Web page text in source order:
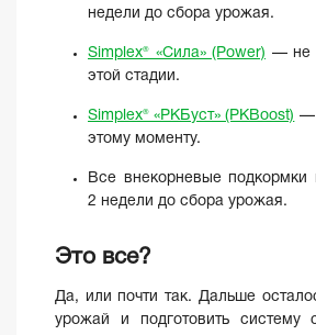
недели до сбора урожая.
Simplex® «Сила» (Power) — не
этой стадии.
Simplex® «PKБуст» (PKBoost) —
этому моменту.
Все внекорневые подкормки
2 недели до сбора урожая.
Это все?
Да, или почти так. Дальше
урожай и подготовить систему